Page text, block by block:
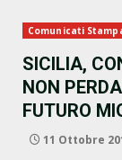
Comunicati
SICILIA,
NON
FUTURO
11 Ottobre